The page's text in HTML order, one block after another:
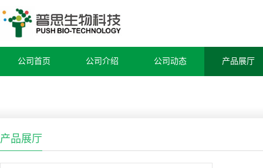
公司首页 公司介绍 公司动态 产品展厅
产品展厅